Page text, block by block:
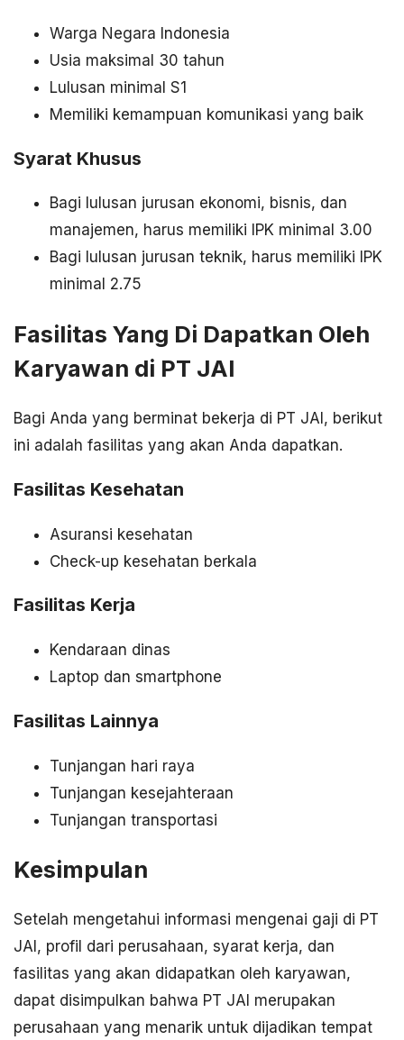
Warga Negara Indonesia
Usia maksimal 30 tahun
Lulusan minimal S1
Memiliki kemampuan komunikasi yang baik
Syarat Khusus
Bagi lulusan jurusan ekonomi, bisnis, dan
manajemen, harus memiliki IPK minimal 3.00
Bagi lulusan jurusan teknik, harus memiliki IPK
minimal 2.75
Fasilitas Yang Di Dapatkan Oleh
Karyawan di PT JAI
Bagi Anda yang berminat bekerja di PT JAI, berikut
ini adalah fasilitas yang akan Anda dapatkan.
Fasilitas Kesehatan
Asuransi kesehatan
Check-up kesehatan berkala
Fasilitas Kerja
Kendaraan dinas
Laptop dan smartphone
Fasilitas Lainnya
Tunjangan hari raya
Tunjangan kesejahteraan
Tunjangan transportasi
Kesimpulan
Setelah mengetahui informasi mengenai gaji di PT
JAI, profil dari perusahaan, syarat kerja, dan
fasilitas yang akan didapatkan oleh karyawan,
dapat disimpulkan bahwa PT JAI merupakan
perusahaan yang menarik untuk dijadikan tempat